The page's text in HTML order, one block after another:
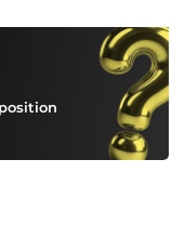
et la
tâches
et accessibles.
les livrables
RGPD. Je
recommandations